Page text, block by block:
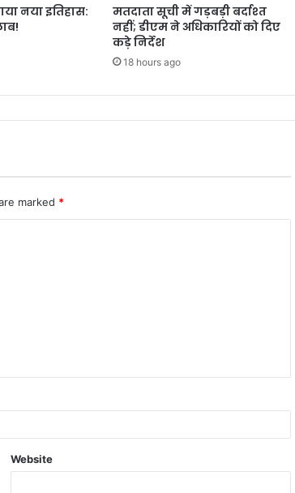
नया इतिहास:
मतदाता सूची में गड़बड़ी बर्दाश्त
नहीं; डीएम ने अधिकारियों को दिए
कड़े निर्देश
18 hours ago
marked *
Website